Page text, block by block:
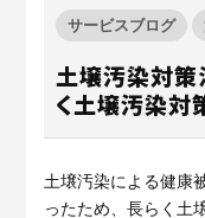
サービスサイトを見る
入退場も、調整会議も、
テムを提供するサービス
サービスサイトを見る
サービスブログ
土壌汚染対策
く土壌汚染対
土壌汚染による健康
ったため、長らく土